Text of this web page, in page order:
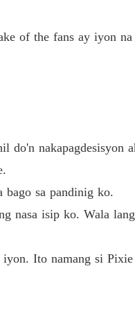
of the fans ay iyon na
do'n nakapagdesisyon
sa pandinig ko.
nasa isip ko. Wala
iyon. Ito namang si